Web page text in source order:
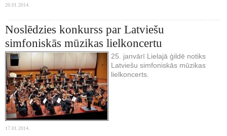
20.01.2014.
Noslēdzies konkurss par Latviešu
simfoniskās mūzikas lielkoncertu
25. janvārī Lielajā ģildē notiks
Latviešu simfoniskās mūzikas
lielkoncerts.
17.01.2014.